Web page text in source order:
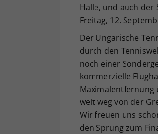
Halle, und auch
Freitag, 12.
Der Ungarische
durch den
noch einer
kommerzielle
Maximalentfernung
weit weg von der
Wir freuen uns
den Sprung zum